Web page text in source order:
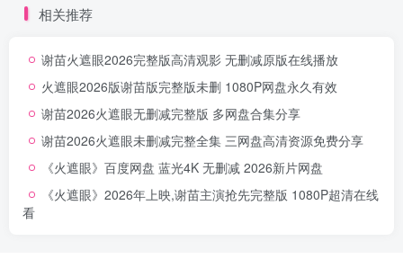
相关推荐
谢苗火遮眼2026完整版高清观影 无删减原版在线播放
火遮眼2026版谢苗版完整版未删 1080P网盘永久有效
谢苗2026火遮眼无删减完整版 多网盘合集分享
谢苗2026火遮眼未删减完整全集 三网盘高清资源免费分享
《火遮眼》百度网盘 蓝光4K 无删减 2026新片网盘
《火遮眼》2026年上映,谢苗主演抢先完整版 1080P超清在线
看